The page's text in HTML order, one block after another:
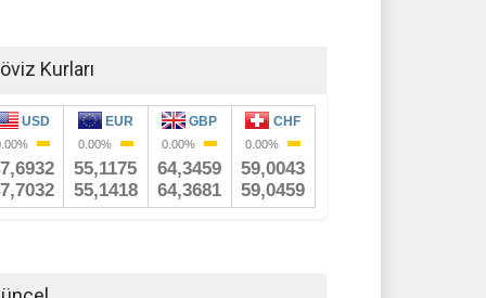
Kurları